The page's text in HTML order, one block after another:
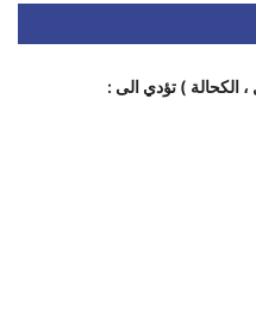
، الكحالة ) تؤدي الى :